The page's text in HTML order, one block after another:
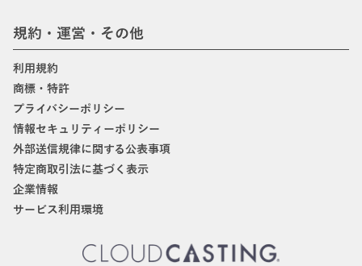
規約・運営・その他
利用規約
商標・特許
プライバシーポリシー
情報セキュリティーポリシー
外部送信規律に関する公表事項
特定商取引法に基づく表示
企業情報
サービス利用環境